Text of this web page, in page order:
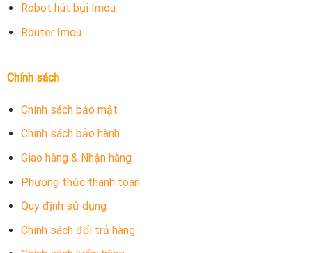
Robot hút bụi Imou
Router Imou
Chính sách
Chính sách bảo mật
Chính sách bảo hành
Giao hàng & Nhận hàng
Phương thức thanh toán
Quy định sử dụng
Chính sách đổi trả hàng